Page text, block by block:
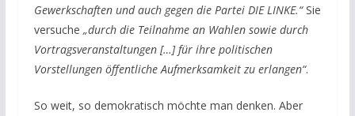
Gewerkschaften und auch gegen die Partei DIE LINKE.“Sie
versuche „durch die Teilnahme an Wahlen sowie durch
Vortragsveranstaltungen […] für ihre politischen
Vorstellungen öffentliche Aufmerksamkeit zu erlangen“.
So weit, so demokratisch möchte man denken. Aber